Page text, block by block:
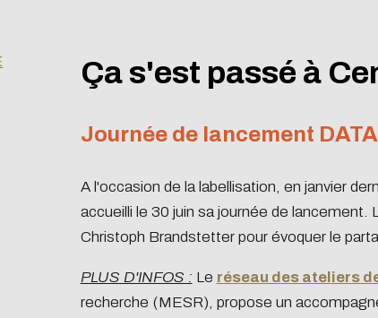
Ça s'est passé à
Journée de lancement
A l'occasion de la labellisation, en janvier
accueilli le 30 juin sa journée de lancement.
Christoph Brandstetter pour évoquer le
PLUS D'INFOS : Le réseau des ateliers
recherche (MESR), propose un